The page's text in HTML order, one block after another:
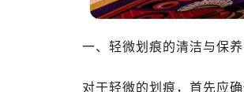
一、轻微划痕的清洁与保养
对于轻微的划痕，首先应